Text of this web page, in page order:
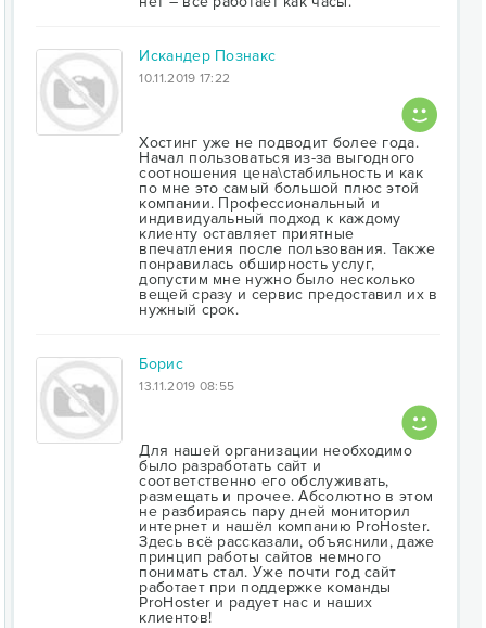
Искандер Познакс
10.11.2019 17:22
Хостинг уже не подводит более года.
Начал пользоваться из-за выгодного
соотношения цена\стабильность и как
по мне это самый большой плюс этой
компании. Профессиональный и
индивидуальный подход к каждому
клиенту оставляет приятные
впечатления после пользования. Также
понравилась обширность услуг,
допустим мне нужно было несколько
вещей сразу и сервис предоставил их в
нужный срок.
Борис
13.11.2019 08:55
Для нашей организации необходимо
было разработать сайт и
соответственно его обслуживать,
размещать и прочее. Абсолютно в этом
не разбираясь пару дней мониторил
интернет и нашёл компанию ProHoster.
Здесь всё рассказали, объяснили, даже
принцип работы сайтов немного
понимать стал. Уже почти год сайт
работает при поддержке команды
ProHoster и радует нас и наших
клиентов!